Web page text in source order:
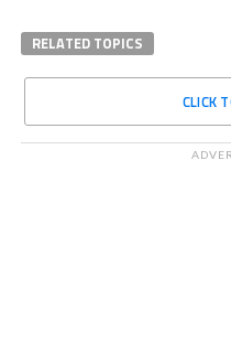
RELATED TOPICS
CLICK